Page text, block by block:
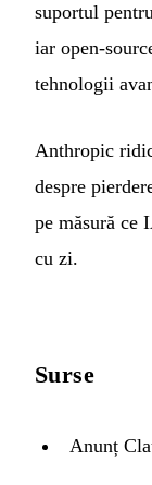
suportul
iar open-
tehnologii
Anthropic
despre
pe măsură ce
cu zi.
Surse
Anunț